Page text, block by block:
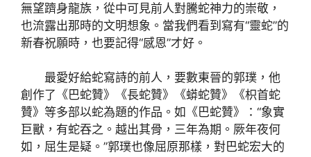
無望躋身龍族，從中可見前人對騰蛇神力的崇敬，
也流露出那時的文明想象。當我們看到寫有“靈蛇”的
新春祝願時，也要記得“感恩”才好。
最愛好給蛇寫詩的前人，要數東晉的郭璞，他
創作了《巴蛇贊》《長蛇贊》《蟒蛇贊》《枳首蛇
贊》等多部以蛇為題的作品。如《巴蛇贊》：“象實
巨獸，有蛇吞之。越出其骨，三年為期。厥年夜何
如，屈生是疑。”郭璞也像屈原那樣，對巴蛇宏大的